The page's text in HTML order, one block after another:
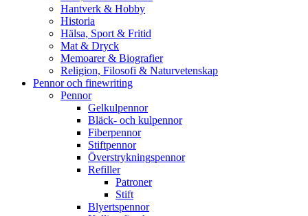
Hantverk & Hobby
Historia
Hälsa, Sport & Fritid
Mat & Dryck
Memoarer & Biografier
Religion, Filosofi & Naturvetenskap
Pennor och finewriting
Pennor
Gelkulpennor
Bläck- och kulpennor
Fiberpennor
Stiftpennor
Överstrykningspennor
Refiller
Patroner
Stift
Blyertspennor